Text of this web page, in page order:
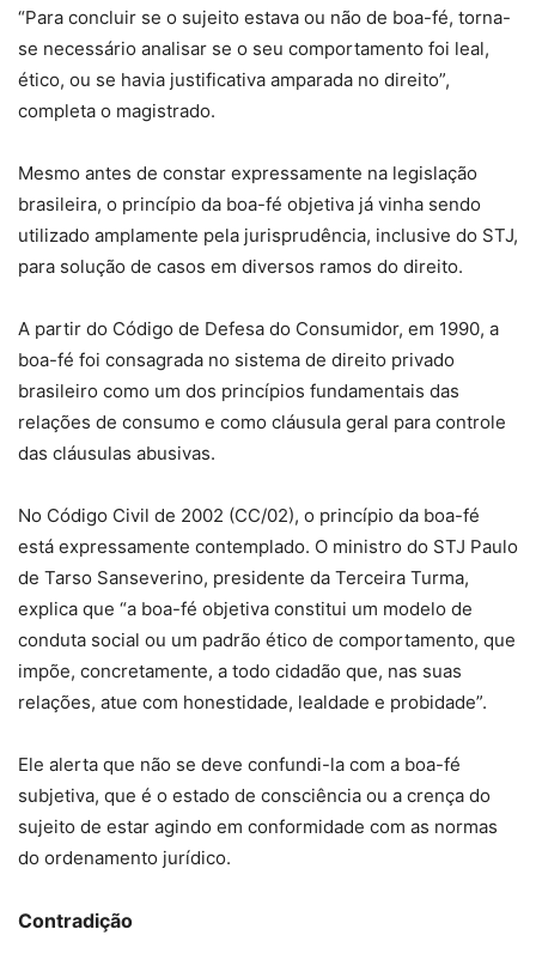
“Para concluir se o sujeito estava ou não de boa-fé, torna-
se necessário analisar se o seu comportamento foi leal,
ético, ou se havia justificativa amparada no direito”,
completa o magistrado.
Mesmo antes de constar expressamente na legislação
brasileira, o princípio da boa-fé objetiva já vinha sendo
utilizado amplamente pela jurisprudência, inclusive do STJ,
para solução de casos em diversos ramos do direito.
A partir do Código de Defesa do Consumidor, em 1990, a
boa-fé foi consagrada no sistema de direito privado
brasileiro como um dos princípios fundamentais das
relações de consumo e como cláusula geral para controle
das cláusulas abusivas.
No Código Civil de 2002 (CC/02), o princípio da boa-fé
está expressamente contemplado. O ministro do STJ Paulo
de Tarso Sanseverino, presidente da Terceira Turma,
explica que “a boa-fé objetiva constitui um modelo de
conduta social ou um padrão ético de comportamento, que
impõe, concretamente, a todo cidadão que, nas suas
relações, atue com honestidade, lealdade e probidade”.
Ele alerta que não se deve confundi-la com a boa-fé
subjetiva, que é o estado de consciência ou a crença do
sujeito de estar agindo em conformidade com as normas
do ordenamento jurídico.
Contradição